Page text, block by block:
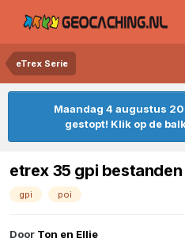
eTrex Serie
Maandag 4 augustus
gestopt! Klik op de
etrex 35 gpi bestanden
gpi poi
Door Ton en Ellie